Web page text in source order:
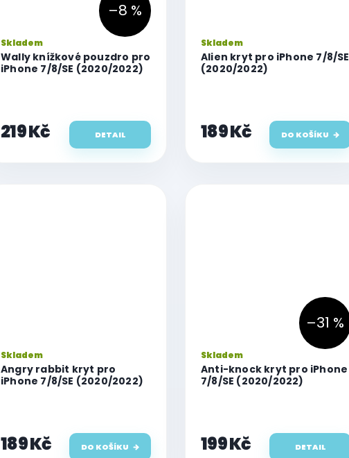
–8 %
Wally knížkové pouzdro pro
iPhone 7/8/SE (2020/2022)
Skladem
219 Kč DETAIL
Alien kryt pro iPhone 7/8/SE
(2020/2022)
Skladem
189 Kč DO KOŠÍKU
Angry rabbit kryt pro
iPhone 7/8/SE (2020/2022)
Skladem
189 Kč DO KOŠÍKU
–31 %
Anti-knock kryt pro iPhone
7/8/SE (2020/2022)
Skladem
199 Kč DETAIL